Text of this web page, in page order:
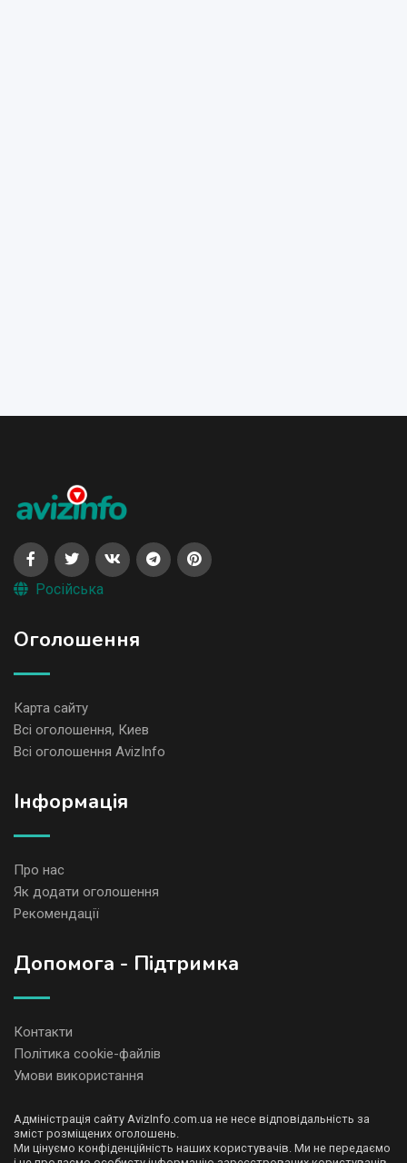
Російська
Оголошення
Карта сайту
Всі оголошення, Киев
Всі оголошення AvizInfo
Iнформація
Про нас
Як додати оголошення
Рекомендації
Допомога - Підтримка
Контакти
Політика cookie-файлів
Умови використання
Адміністрація сайту AvizInfo.com.ua не несе відповідальність за
зміст розміщених оголошень.
Ми цінуємо конфіденційність наших користувачів. Ми не передаємо